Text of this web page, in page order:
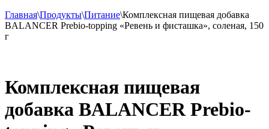
Главная\Продукты\Питание\Комплексная пищевая добавка
BALANCER Prebio-topping «Ревень и фисташка», соленая, 150
г
Комплексная пищевая
добавка BALANCER Prebio-